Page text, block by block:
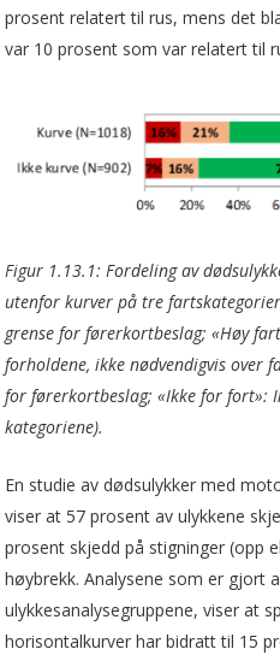
prosent relatert til rus, mens det
var 10 prosent som var relatert til
Figur 1.13.1: Fordeling av
utenfor kurver på tre
grense for førerkortbeslag; «Høy
forholdene, ikke nødvendigvis over
for førerkortbeslag; «Ikke for fort»:
kategoriene).
En studie av dødsulykker med
viser at 57 prosent av ulykkene
prosent skjedd på stigninger (opp
høybrekk. Analysene som er gjort
ulykkesanalysegruppene, viser at
horisontalkurver har bidratt til 15